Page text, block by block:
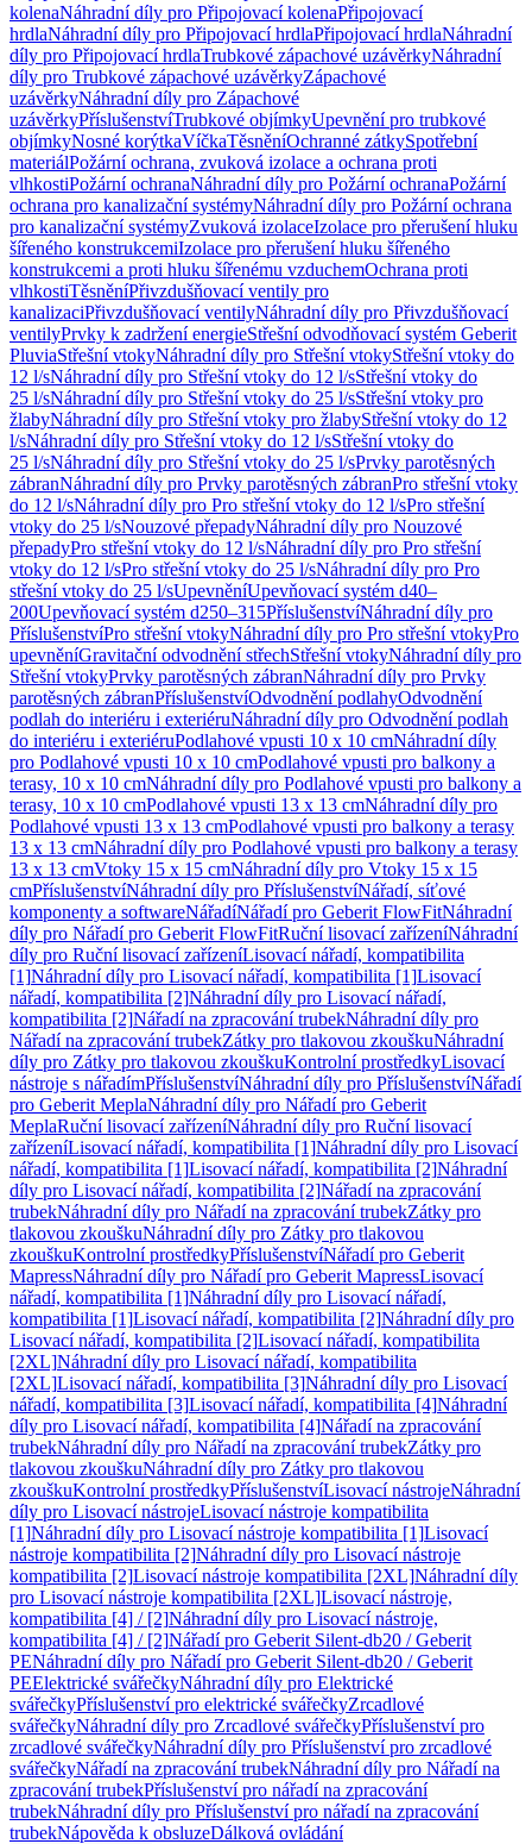
kolenaNáhradní díly pro Připojovací kolenaPřipojovací
hrdlaNáhradní díly pro Připojovací hrdlaPřipojovací hrdlaNáhradní
díly pro Připojovací hrdlaTrubkové zápachové uzávěrkyNáhradní
díly pro Trubkové zápachové uzávěrkyZápachové
uzávěrkyNáhradní díly pro Zápachové
uzávěrkyPříslušenstvíTrubkové objímkyUpevnění pro trubkové
objímkyNosné korýtkaVíčkaTěsněníOchranné zátkySpotřební
materiálPožární ochrana, zvuková izolace a ochrana proti
vlhkostiPožární ochranaNáhradní díly pro Požární ochranaPožární
ochrana pro kanalizační systémyNáhradní díly pro Požární ochrana
pro kanalizační systémyZvuková izolaceIzolace pro přerušení hluku
šířeného konstrukcemiIzolace pro přerušení hluku šířeného
konstrukcemi a proti hluku šířenému vzduchemOchrana proti
vlhkostiTěsněníPřivzdušňovací ventily pro
kanalizaciPřivzdušňovací ventilyNáhradní díly pro Přivzdušňovací
ventilyPrvky k zadržení energieStřešní odvodňovací systém Geberit
PluviaStřešní vtokyNáhradní díly pro Střešní vtokyStřešní vtoky do
12 l/sNáhradní díly pro Střešní vtoky do 12 l/sStřešní vtoky do
25 l/sNáhradní díly pro Střešní vtoky do 25 l/sStřešní vtoky pro
žlabyNáhradní díly pro Střešní vtoky pro žlabyStřešní vtoky do 12
l/sNáhradní díly pro Střešní vtoky do 12 l/sStřešní vtoky do
25 l/sNáhradní díly pro Střešní vtoky do 25 l/sPrvky parotěsných
zábranNáhradní díly pro Prvky parotěsných zábranPro střešní vtoky
do 12 l/sNáhradní díly pro Pro střešní vtoky do 12 l/sPro střešní
vtoky do 25 l/sNouzové přepadyNáhradní díly pro Nouzové
přepadyPro střešní vtoky do 12 l/sNáhradní díly pro Pro střešní
vtoky do 12 l/sPro střešní vtoky do 25 l/sNáhradní díly pro Pro
střešní vtoky do 25 l/sUpevněníUpevňovací systém d40–
200Upevňovací systém d250–315PříslušenstvíNáhradní díly pro
PříslušenstvíPro střešní vtokyNáhradní díly pro Pro střešní vtokyPro
upevněníGravitační odvodnění střechStřešní vtokyNáhradní díly pro
Střešní vtokyPrvky parotěsných zábranNáhradní díly pro Prvky
parotěsných zábranPříslušenstvíOdvodnění podlahyOdvodnění
podlah do interiéru i exteriéruNáhradní díly pro Odvodnění podlah
do interiéru i exteriéruPodlahové vpusti 10 x 10 cmNáhradní díly
pro Podlahové vpusti 10 x 10 cmPodlahové vpusti pro balkony a
terasy, 10 x 10 cmNáhradní díly pro Podlahové vpusti pro balkony a
terasy, 10 x 10 cmPodlahové vpusti 13 x 13 cmNáhradní díly pro
Podlahové vpusti 13 x 13 cmPodlahové vpusti pro balkony a terasy
13 x 13 cmNáhradní díly pro Podlahové vpusti pro balkony a terasy
13 x 13 cmVtoky 15 x 15 cmNáhradní díly pro Vtoky 15 x 15
cmPříslušenstvíNáhradní díly pro PříslušenstvíNářadí, síťové
komponenty a softwareNářadíNářadí pro Geberit FlowFitNáhradní
díly pro Nářadí pro Geberit FlowFitRuční lisovací zařízeníNáhradní
díly pro Ruční lisovací zařízeníLisovací nářadí, kompatibilita
[1]Náhradní díly pro Lisovací nářadí, kompatibilita [1]Lisovací
nářadí, kompatibilita [2]Náhradní díly pro Lisovací nářadí,
kompatibilita [2]Nářadí na zpracování trubekNáhradní díly pro
Nářadí na zpracování trubekZátky pro tlakovou zkouškuNáhradní
díly pro Zátky pro tlakovou zkouškuKontrolní prostředkyLisovací
nástroje s nářadímPříslušenstvíNáhradní díly pro PříslušenstvíNářadí
pro Geberit MeplaNáhradní díly pro Nářadí pro Geberit
MeplaRuční lisovací zařízeníNáhradní díly pro Ruční lisovací
zařízeníLisovací nářadí, kompatibilita [1]Náhradní díly pro Lisovací
nářadí, kompatibilita [1]Lisovací nářadí, kompatibilita [2]Náhradní
díly pro Lisovací nářadí, kompatibilita [2]Nářadí na zpracování
trubekNáhradní díly pro Nářadí na zpracování trubekZátky pro
tlakovou zkouškuNáhradní díly pro Zátky pro tlakovou
zkouškuKontrolní prostředkyPříslušenstvíNářadí pro Geberit
MapressNáhradní díly pro Nářadí pro Geberit MapressLisovací
nářadí, kompatibilita [1]Náhradní díly pro Lisovací nářadí,
kompatibilita [1]Lisovací nářadí, kompatibilita [2]Náhradní díly pro
Lisovací nářadí, kompatibilita [2]Lisovací nářadí, kompatibilita
[2XL]Náhradní díly pro Lisovací nářadí, kompatibilita
[2XL]Lisovací nářadí, kompatibilita [3]Náhradní díly pro Lisovací
nářadí, kompatibilita [3]Lisovací nářadí, kompatibilita [4]Náhradní
díly pro Lisovací nářadí, kompatibilita [4]Nářadí na zpracování
trubekNáhradní díly pro Nářadí na zpracování trubekZátky pro
tlakovou zkouškuNáhradní díly pro Zátky pro tlakovou
zkouškuKontrolní prostředkyPříslušenstvíLisovací nástrojeNáhradní
díly pro Lisovací nástrojeLisovací nástroje kompatibilita
[1]Náhradní díly pro Lisovací nástroje kompatibilita [1]Lisovací
nástroje kompatibilita [2]Náhradní díly pro Lisovací nástroje
kompatibilita [2]Lisovací nástroje kompatibilita [2XL]Náhradní díly
pro Lisovací nástroje kompatibilita [2XL]Lisovací nástroje,
kompatibilita [4] / [2]Náhradní díly pro Lisovací nástroje,
kompatibilita [4] / [2]Nářadí pro Geberit Silent-db20 / Geberit
PENáhradní díly pro Nářadí pro Geberit Silent-db20 / Geberit
PEElektrické svářečkyNáhradní díly pro Elektrické
svářečkyPříslušenství pro elektrické svářečkyZrcadlové
svářečkyNáhradní díly pro Zrcadlové svářečkyPříslušenství pro
zrcadlové svářečkyNáhradní díly pro Příslušenství pro zrcadlové
svářečkyNářadí na zpracování trubekNáhradní díly pro Nářadí na
zpracování trubekPříslušenství pro nářadí na zpracování
trubekNáhradní díly pro Příslušenství pro nářadí na zpracování
trubekNápověda k obsluzeDálková ovládání